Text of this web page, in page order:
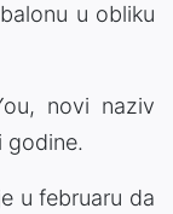
u obliku
novi naziv
godine.
u februaru da